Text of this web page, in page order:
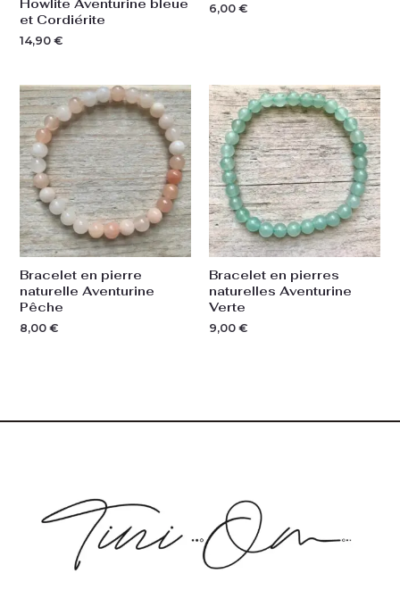
Howlite Aventurine bleue
et Cordiérite
14,90 €
6,00 €
Bracelet en pierre
naturelle Aventurine
Pêche
8,00 €
Bracelet en pierres
naturelles Aventurine
Verte
9,00 €